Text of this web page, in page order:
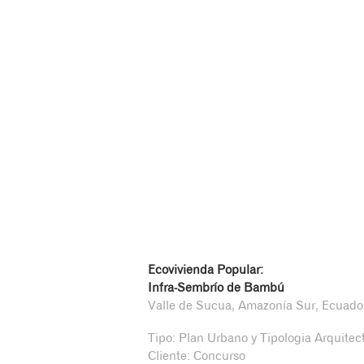
Ecovivienda Popular:
Infra-Sembrío de Bambú
Valle de Sucua, Amazonía Sur,
Tipo: Plan Urbano y Tipologia
Cliente: Concurso